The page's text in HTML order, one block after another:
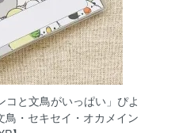
コと文鳥がいっぱい」ぴよ
・セキセイ・オカメイン